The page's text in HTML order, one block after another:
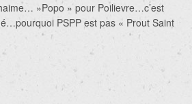
»Popo » pour Poilievre…c’est
PSPP est pas « Prout Saint